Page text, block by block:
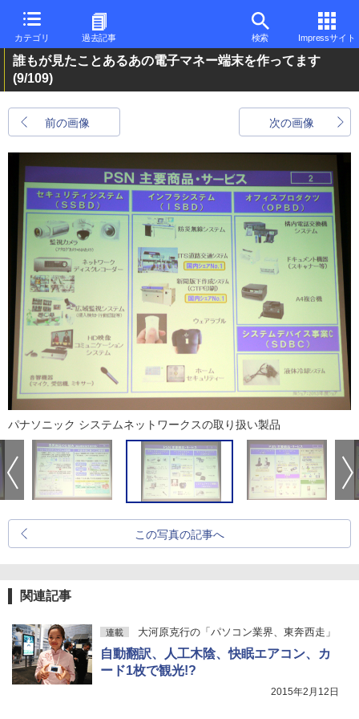
カテゴリ 過去記事 検索 Impressサイト
誰もが見たことあるあの電子マネー端末を作ってます
(9/109)
前の画像 次の画像
パナソニック システムネットワークスの取り扱い製品
この写真の記事へ
関連記事
連載 大河原克行の「パソコン業界、東奔西走」
自動翻訳、人工木陰、快眠エアコン、カ
ード1枚で観光!?
2015年2月12日